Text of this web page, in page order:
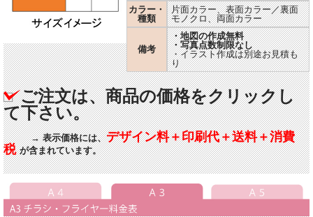
カラー・
種類
片面カラー、表面カラー／裏面
モノクロ、両面カラー
備考
・地図の作成無料
・写真点数制限なし
・イラスト作成は別途お見積も
り
ご注文は、商品の価格をクリックし
て下さい。
→ 表示価格には、デザイン料＋印刷代＋送料＋消費
税 が含まれています。